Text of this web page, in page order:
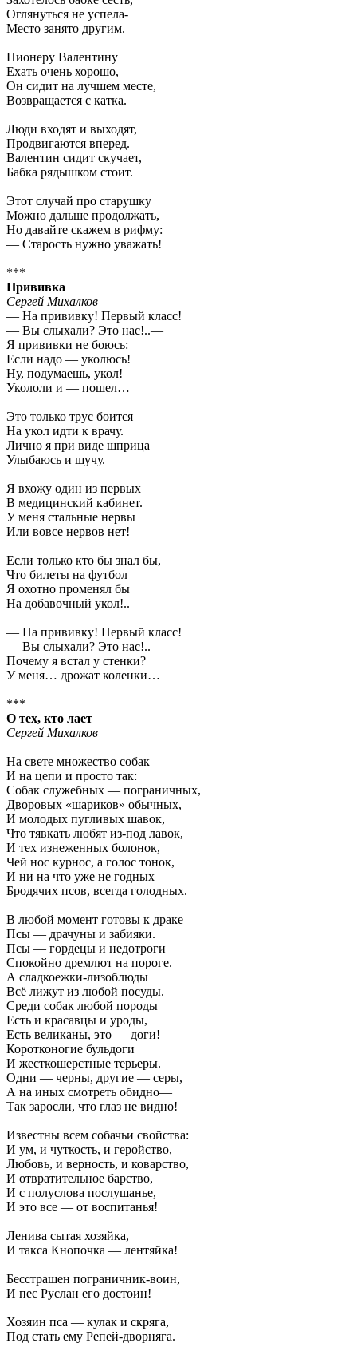
Оглянуться не успела-
Место занято другим.
Пионеру Валентину
Ехать очень хорошо,
Он сидит на лучшем месте,
Возвращается с катка.
Люди входят и выходят,
Продвигаются вперед.
Валентин сидит скучает,
Бабка рядышком стоит.
Этот случай про старушку
Можно дальше продолжать,
Но давайте скажем в рифму:
— Старость нужно уважать!
***
Прививка
Сергей Михалков
— На прививку! Первый класс!
— Вы слыхали? Это нас!..—
Я прививки не боюсь:
Если надо — уколюсь!
Ну, подумаешь, укол!
Укололи и — пошел…
Это только трус боится
На укол идти к врачу.
Лично я при виде шприца
Улыбаюсь и шучу.
Я вхожу один из первых
В медицинский кабинет.
У меня стальные нервы
Или вовсе нервов нет!
Если только кто бы знал бы,
Что билеты на футбол
Я охотно променял бы
На добавочный укол!..
— На прививку! Первый класс!
— Вы слыхали? Это нас!.. —
Почему я встал у стенки?
У меня… дрожат коленки…
***
О тех, кто лает
Сергей Михалков
На свете множество собак
И на цепи и просто так:
Собак служебных — пограничных,
Дворовых «шариков» обычных,
И молодых пугливых шавок,
Что тявкать любят из-под лавок,
И тех изнеженных болонок,
Чей нос курнос, а голос тонок,
И ни на что уже не годных —
Бродячих псов, всегда голодных.
В любой момент готовы к драке
Псы — драчуны и забияки.
Псы — гордецы и недотроги
Спокойно дремлют на пороге.
А сладкоежки-лизоблюды
Всё лижут из любой посуды.
Среди собак любой породы
Есть и красавцы и уроды,
Есть великаны, это — доги!
Коротконогие бульдоги
И жесткошерстные терьеры.
Одни — черны, другие — серы,
А на иных смотреть обидно—
Так заросли, что глаз не видно!
Известны всем собачьи свойства:
И ум, и чуткость, и геройство,
Любовь, и верность, и коварство,
И отвратительное барство,
И с полуслова послушанье,
И это все — от воспитанья!
Ленива сытая хозяйка,
И такса Кнопочка — лентяйка!
Бесстрашен пограничник-воин,
И пес Руслан его достоин!
Хозяин пса — кулак и скряга,
Под стать ему Репей-дворняга.